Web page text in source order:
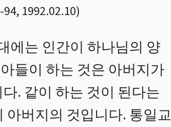
-94, 1992.02.10)
에는 인간이 하나님의 양
들이 하는 것은 아버지가
. 같이 하는 것이 된다는
아버지의 것입니다. 통일교